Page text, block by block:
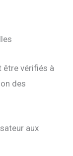
être vérifiés à
des
aux